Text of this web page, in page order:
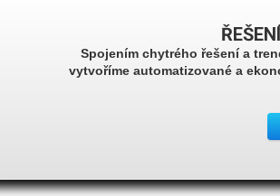
ŘEŠENÍ
Spojením chytrého řešení a
vytvoříme automatizované a